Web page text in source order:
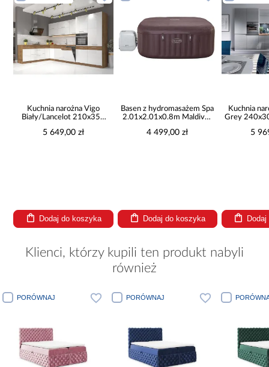
Kuchnia narożna Vigo
Biały/Lancelot 210x350
5 649,00 zł
Dodaj do koszyka
Basen z hydromasażem Spa
2.01x2.01x0.8m Maldives
4 499,00 zł
Dodaj do koszyka
Kuchnia
Grey
5
Klienci, którzy kupili ten produkt nabyli
również
PORÓWNAJ PORÓWNAJ